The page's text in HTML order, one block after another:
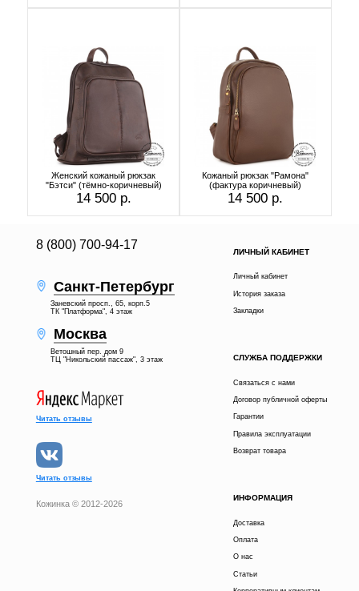
В КОРЗИНУ
Женский кожаный рюкзак
"Бэтси" (тёмно-коричневый)
14 500 р.
Кожаный рюкзак "Рамона"
(фактура коричневый)
14 500 р.
8 (800) 700-94-17
Санкт-Петербург
Заневский просп., 65, корп.5
ТК "Платформа", 4 этаж
Москва
Ветошный пер. дом 9
ТЦ "Никольский пассаж", 3 этаж
ЛИЧНЫЙ КАБИНЕТ
Личный кабинет
История заказа
Закладки
СЛУЖБА ПОДДЕРЖКИ
Связаться с нами
Договор публичной оферты
Гарантии
Правила эксплуатации
Возврат товара
ИНФОРМАЦИЯ
Доставка
Оплата
О нас
Статьи
Читать отзывы
Читать отзывы
Кожинка © 2012-2026